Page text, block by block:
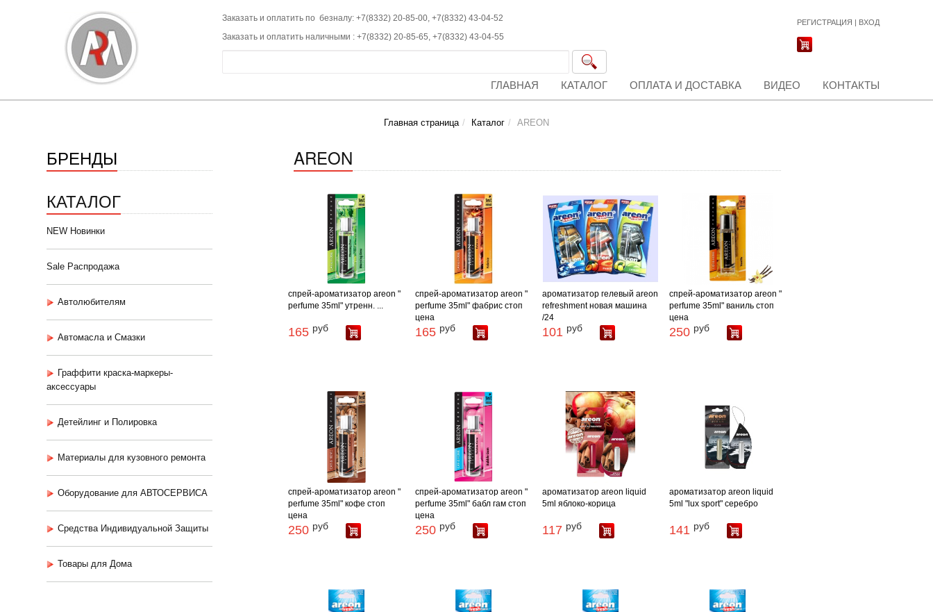
Заказать и оплатить по безналу: +7(8332) 20-85-00, +7(8332) 43-04-52
Заказать и оплатить наличными : +7(8332) 20-85-65, +7(8332) 43-04-55
РЕГИСТРАЦИЯ | ВХОД
ГЛАВНАЯ КАТАЛОГ ОПЛАТА И ДОСТАВКА ВИДЕО КОНТАКТЫ
Главная страница Каталог AREON
БРЕНДЫ
КАТАЛОГ
NEW Новинки
Sale Распродажа
Автолюбителям
Автомасла и Смазки
Граффити краска-маркеры-
аксессуары
Детейлинг и Полировка
Материалы для кузовного ремонта
Оборудование для АВТОСЕРВИСА
Средства Индивидуальной Защиты
Товары для Дома
AREON
спрей-ароматизатор areon "
perfume 35ml" утренн. ...
165 руб
спрей-ароматизатор areon "
perfume 35ml" фабрис стоп
цена
165 руб
ароматизатор гелевый areon
refreshment новая машина
/24
101 руб
спрей-ароматизатор areon "
perfume 35ml" ваниль стоп
цена
250 руб
спрей-ароматизатор areon "
perfume 35ml" кофе стоп
цена
250 руб
спрей-ароматизатор areon "
perfume 35ml" бабл гам стоп
цена
250 руб
ароматизатор areon liquid
5ml яблоко-корица
117 руб
ароматизатор areon liquid
5ml "lux sport" серебро
141 руб